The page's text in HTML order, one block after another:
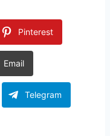
Pinterest
Email
Telegram